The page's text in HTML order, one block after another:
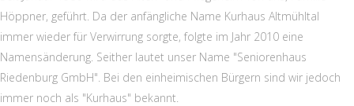
Höppner, geführt. Da der anfängliche Name Kurhaus Altmühltal
immer wieder für Verwirrung sorgte, folgte im Jahr 2010 eine
Namensänderung. Seither lautet unser Name "Seniorenhaus
Riedenburg GmbH". Bei den einheimischen Bürgern sind wir jedoch
immer noch als "Kurhaus" bekannt.